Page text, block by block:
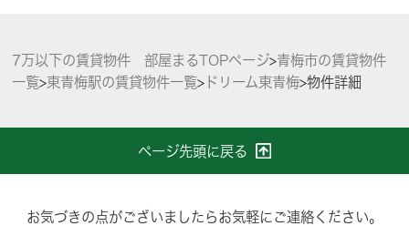
7万以下の賃貸物件 部屋まるTOPページ>青梅市の賃貸物件
一覧>東青梅駅の賃貸物件一覧>ドリーム東青梅>物件詳細
ページ先頭に戻る
お気づきの点がございましたらお気軽にご連絡ください。